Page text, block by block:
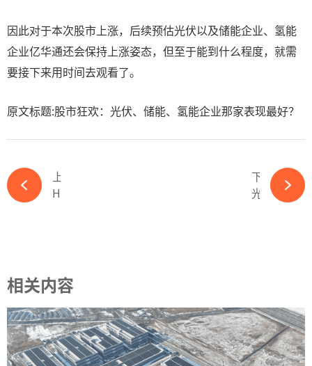
因此对于本次股市上涨，后续预估光伏以及储能企业、氢能
企业亿华通还会保持上涨姿态，但至于能到什么程度，就需
要接下来用时间去观看了。
原文标题:股市狂欢：光伏、储能、氢能企业那家表现最好？
下一篇
光伏回暖信号？行业协会召开“反内卷”座谈会-必赢体育app官方平台
相关内容